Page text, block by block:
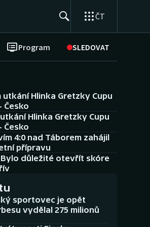
ČT
Program SLEDOVAT
utkání Hlinka Gretzky Cupu
Česko
Hlinka Gretzky Cupu
Česko
4:0 nad Táborem zahájil
přípravu
důležité otevřít skóre
sportovec je opět
vydělal 275 milionů